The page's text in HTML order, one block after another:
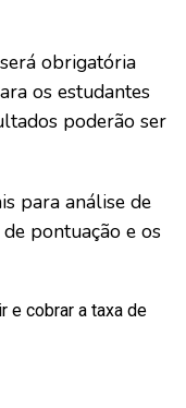
obrigatória
os estudantes
poderão ser
para análise de
pontuação e os
e cobrar a taxa de